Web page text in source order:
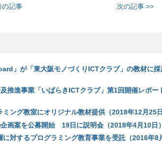
の記事 次の記事 >>
」が「東大阪モノづくりICTクラブ」の教材に
推進事業「いばらきICTクラブ」第1回開催レポー
ング教室にオリジナル教材提供（2018年12月25日
画案を公募開始 19日に説明会（2018年4月10日）
対するプログラミング教育事業を受託（2016年8